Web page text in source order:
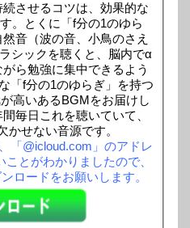
させるコツは、効果的な
。とくに「f分の1のゆら
音（波の音、小鳥のさえ
シックを聴くと、脳内でα
ら勉強に集中できるよう
「f分の1のゆらぎ」を持つ
高いあるBGMをお届けし
毎日これを聴いていて、
かせない音源です。
「@icloud.com」のアドレ
とがわかりましたので、
ロードをお願いします。